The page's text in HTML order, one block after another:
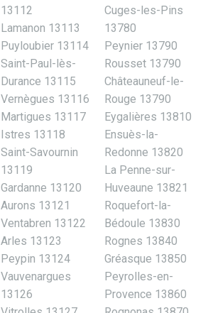
13112
Lamanon 13113
Puyloubier 13114
Saint-Paul-lès-
Durance 13115
Vernègues 13116
Martigues 13117
Istres 13118
Saint-Savournin
13119
Gardanne 13120
Aurons 13121
Ventabren 13122
Arles 13123
Peypin 13124
Vauvenargues
13126
Cuges-les-Pins
13780
Peynier 13790
Rousset 13790
Châteauneuf-le-
Rouge 13790
Eygalières 13810
Ensuès-la-
Redonne 13820
La Penne-sur-
Huveaune 13821
Roquefort-la-
Bédoule 13830
Rognes 13840
Gréasque 13850
Peyrolles-en-
Provence 13860